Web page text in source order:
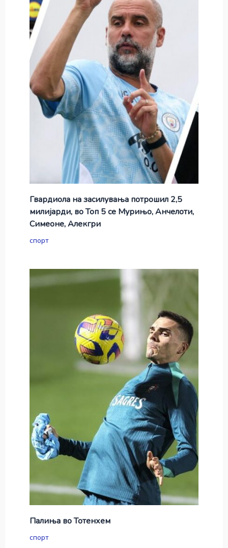
Гвардиола на засилувања потрошил 2,5
милијарди, во Топ 5 се Мурињо, Анчелоти,
Симеоне, Алекгри
спорт
Палиња во Тотенхем
спорт